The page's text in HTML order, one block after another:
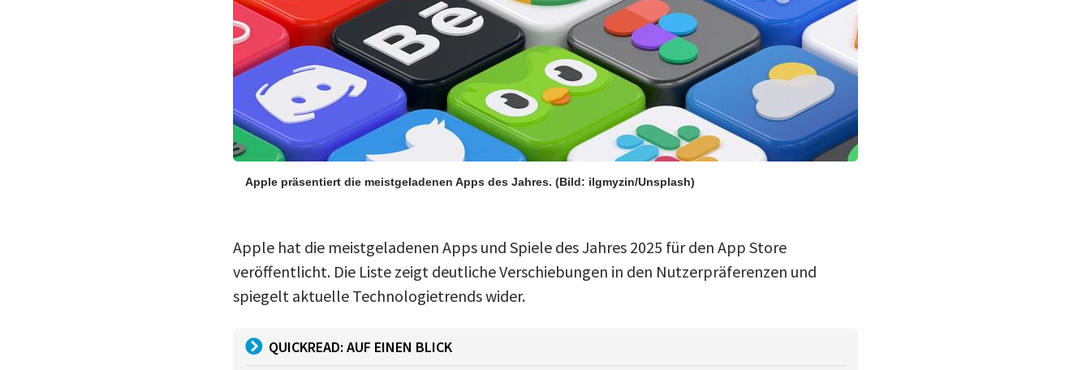
Apple präsentiert die meistgeladenen Apps des Jahres. (Bild: ilgmyzin/Unsplash)
Apple hat die meistgeladenen Apps und Spiele des Jahres 2025 für den App Store
veröffentlicht. Die Liste zeigt deutliche Verschiebungen in den Nutzerpräferenzen und
spiegelt aktuelle Technologietrends wider.
QUICKREAD: AUF EINEN BLICK